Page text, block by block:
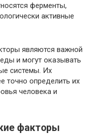
ферменты,
активные
являются важной
и могут оказывать
системы. Их
точно определить их
человека и
факторы